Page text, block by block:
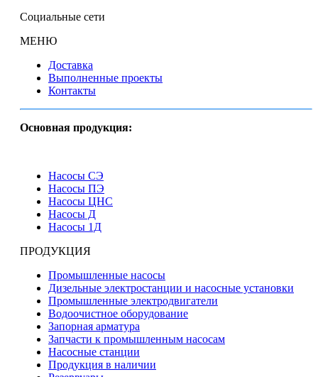
Социальные сети
МЕНЮ
Доставка
Выполненные проекты
Контакты
Основная продукция:
Насосы СЭ
Насосы ПЭ
Насосы ЦНС
Насосы Д
Насосы 1Д
ПРОДУКЦИЯ
Промышленные насосы
Дизельные электростанции и насосные установки
Промышленные электродвигатели
Водоочистное оборудование
Запорная арматура
Запчасти к промышленным насосам
Насосные станции
Продукция в наличии